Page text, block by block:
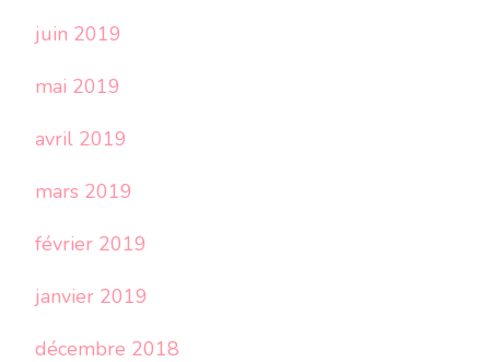
juin 2019
mai 2019
avril 2019
mars 2019
février 2019
janvier 2019
décembre 2018